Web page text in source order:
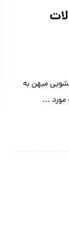
میهن به
مورد ...